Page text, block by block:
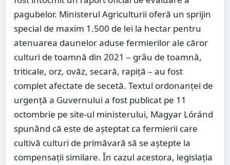
pagubelor. Ministerul Agriculturii oferă un sprijin
special de maxim 1.500 de lei la hectar pentru
atenuarea daunelor aduse fermierilor ale căror
culturi de toamnă din 2021 – grâu de toamnă,
triticale, orz, ovăz, secară, rapiță – au fost
complet afectate de secetă. Textul ordonanței de
urgență a Guvernului a fost publicat pe 11
octombrie pe site-ul ministerului, Magyar Lóránd
spunând că este de așteptat ca fermierii care
cultivă culturi de primăvară să se aștepte la
compensații similare. În cazul acestora, legislația